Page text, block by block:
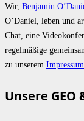
Wir, Benjamin
O’Daniel, leben und
Chat, eine
regelmäßige
zu unserem Impressum
Unsere GEO